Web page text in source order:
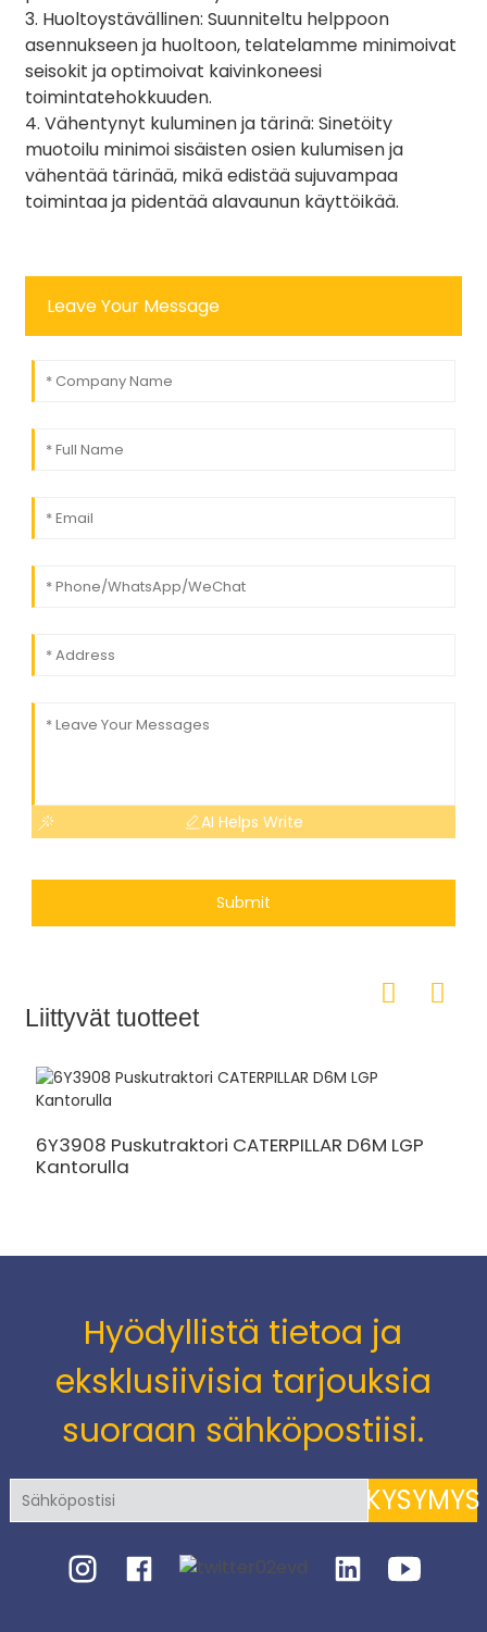
3. Huoltoystävällinen: Suunniteltu helppoon
asennukseen ja huoltoon, telatelamme minimoivat
seisokit ja optimoivat kaivinkoneesi
toimintatehokkuuden.
4. Vähentynyt kuluminen ja tärinä: Sinetöity
muotoilu minimoi sisäisten osien kulumisen ja
vähentää tärinää, mikä edistää sujuvampaa
toimintaa ja pidentää alavaunun käyttöikää.
Leave Your Message
AI Helps Write
Submit
Liittyvät tuotteet
6Y3908 Puskutraktori CATERPILLAR D6M LGP
Kantorulla
Hyödyllistä tietoa ja
eksklusiivisia tarjouksia
suoraan sähköpostiisi.
KYSYMYS